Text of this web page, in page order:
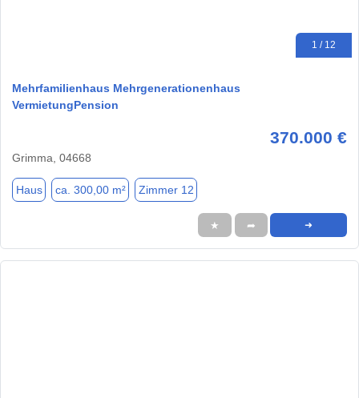
1 / 12
Mehrfamilienhaus Mehrgenerationenhaus
VermietungPension
370.000 €
Grimma, 04668
Haus ca. 300,00 m² Zimmer 12
★ ➦ ➜